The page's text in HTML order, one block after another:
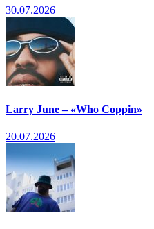
30.07.2026
Larry June – «Who Coppin»
20.07.2026